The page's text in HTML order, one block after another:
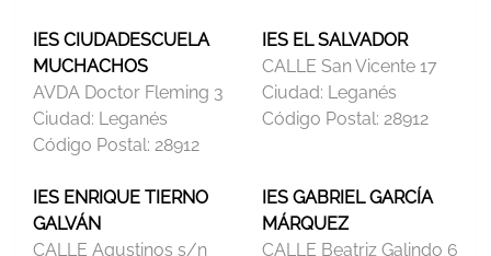
IES CIUDADESCUELA
MUCHACHOS
AVDA Doctor Fleming 3
Ciudad: Leganés
Código Postal: 28912
IES EL SALVADOR
CALLE San Vicente 17
Ciudad: Leganés
Código Postal: 28912
IES ENRIQUE TIERNO
GALVÁN
CALLE Agustinos s/n
IES GABRIEL GARCÍA
MÁRQUEZ
CALLE Beatriz Galindo 6